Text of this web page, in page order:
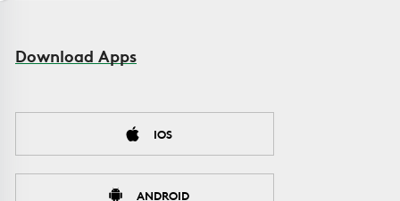
Download Apps
IOS
ANDROID